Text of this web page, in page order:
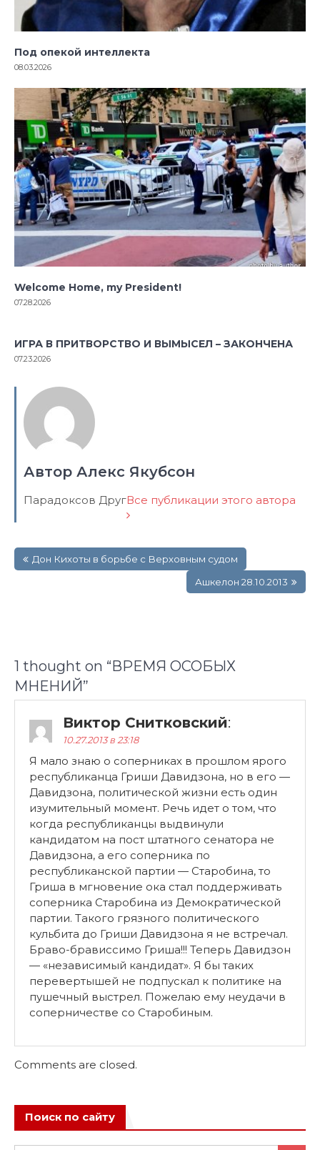
Под опекой интеллекта
08.03.2026
Welcome Home, my President!
07.28.2026
ИГРА В ПРИТВОРСТВО И ВЫМЫСЕЛ – ЗАКОНЧЕНА
07.23.2026
Автор Алекс Якубсон
Парадоксов ДругВсе публикации этого автора
поДон Кихоты в борьбе с Верховным судом
Ашкелон 28.10.2013
1 thought on “ВРЕМЯ ОСОБЫХ
МНЕНИЙ”
Виктор Снитковский:
10.27.2013 в 23:18
Я мало знаю о соперниках в прошлом ярого
республиканца Гриши Давидзона, но в его —
Давидзона, политической жизни есть один
изумительный момент. Речь идет о том, что
когда республиканцы выдвинули
кандидатом на пост штатного сенатора не
Давидзона, а его соперника по
республиканской партии — Старобина, то
Гриша в мгновение ока стал поддерживать
соперника Старобина из Демократической
партии. Такого грязного политического
кульбита до Гриши Давидзона я не встречал.
Браво-брависсимо Гриша!!! Теперь Давидзон
— «независимый кандидат». Я бы таких
перевертышей не подпускал к политике на
пушечный выстрел. Пожелаю ему неудачи в
соперничестве со Старобиным.
Comments are closed.
Поиск по сайту